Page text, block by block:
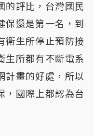
的評比，台灣國民
保還是第一名，到
衛生所停止預防接
生所都有不斷電系
計畫的好處，所以
，國際上都認為台